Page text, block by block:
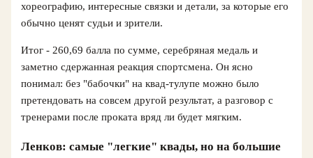
хореографию, интересные связки и детали, за которые его
обычно ценят судьи и зрители.
Итог - 260,69 балла по сумме, серебряная медаль и
заметно сдержанная реакция спортсмена. Он ясно
понимал: без "бабочки" на квад-тулупе можно было
претендовать на совсем другой результат, а разговор с
тренерами после проката вряд ли будет мягким.
Ленков: самые "легкие" квады, но на большие